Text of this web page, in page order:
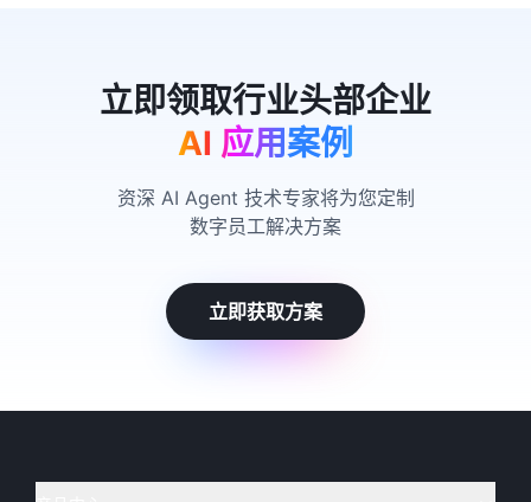
AI 应用案例
资深 AI Agent 技术专家将为您定制
数字员工解决方案
立即获取方案